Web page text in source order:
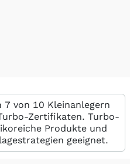
von 10 Kleinanlegern
Zertifikaten. Turbo-
Produkte und
geeignet.